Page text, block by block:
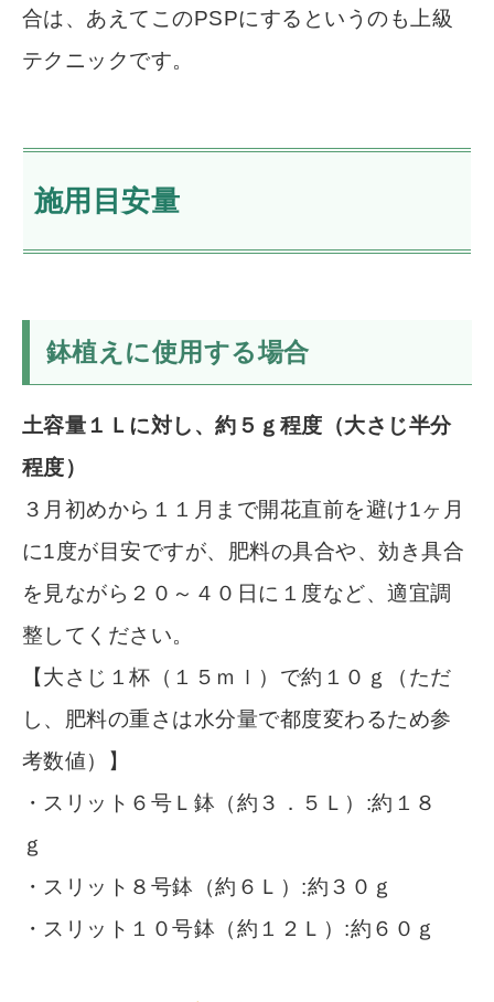
合は、あえてこのPSPにするというのも上級
テクニックです。
施用目安量
鉢植えに使用する場合
土容量１Ｌに対し、約５ｇ程度（大さじ半分
程度）
３月初めから１１月まで開花直前を避け1ヶ月
に1度が目安ですが、肥料の具合や、効き具合
を見ながら２０～４０日に１度など、適宜調
整してください。
【大さじ１杯（１５ｍｌ）で約１０ｇ（ただ
し、肥料の重さは水分量で都度変わるため参
考数値）】
・スリット６号Ｌ鉢（約３．５Ｌ）:約１８
ｇ
・スリット８号鉢（約６Ｌ）:約３０ｇ
・スリット１０号鉢（約１２Ｌ）:約６０ｇ